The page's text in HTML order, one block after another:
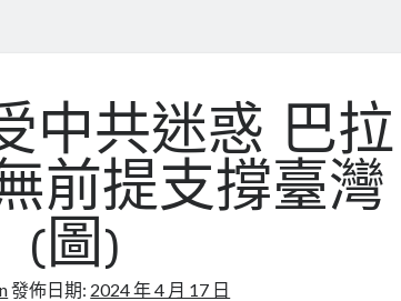
中共迷惑 巴拉
前提支撐臺灣
(圖)
發佈日期: 2024 年 4 月 17 日